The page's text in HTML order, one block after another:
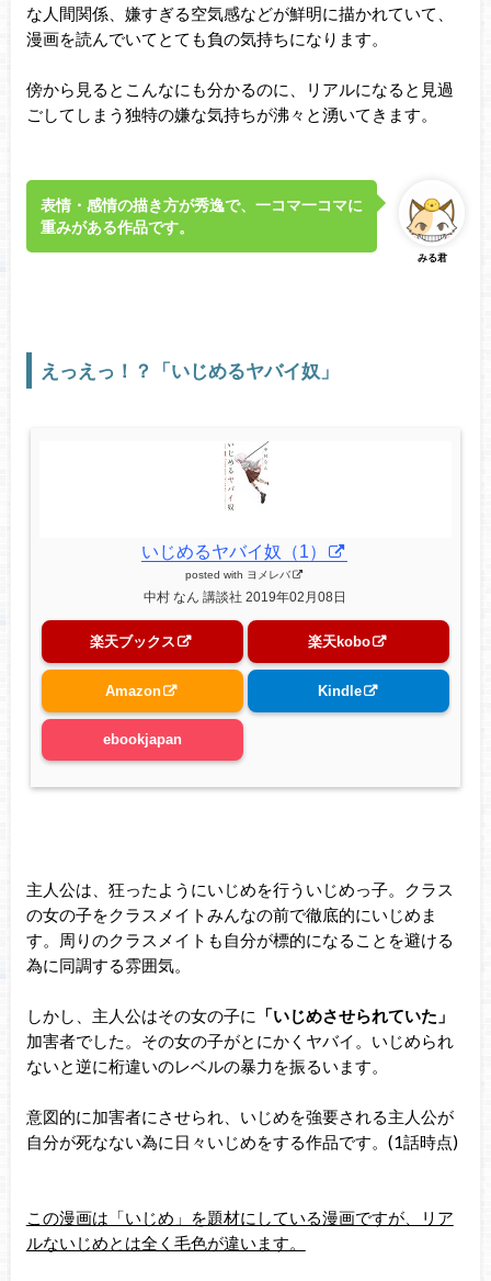
な人間関係、嫌すぎる空気感などが鮮明に描かれていて、
漫画を読んでいてとても負の気持ちになります。
傍から見るとこんなにも分かるのに、リアルになると見過
ごしてしまう独特の嫌な気持ちが沸々と湧いてきます。
みる君
表情・感情の描き方が秀逸で、一コマ一コマに
重みがある作品です。
えっえっ！？「いじめるヤバイ奴」
いじめるヤバイ奴（1）
posted with ヨメレバ
中村 なん 講談社 2019年02月08日
楽天ブックス 楽天kobo
Amazon Kindle
ebookjapan
主人公は、狂ったようにいじめを行ういじめっ子。クラス
の女の子をクラスメイトみんなの前で徹底的にいじめま
す。周りのクラスメイトも自分が標的になることを避ける
為に同調する雰囲気。
しかし、主人公はその女の子に 「いじめさせられていた」
加害者でした。その女の子がとにかくヤバイ。いじめられ
ないと逆に桁違いのレベルの暴力を振るいます。
意図的に加害者にさせられ、いじめを強要される主人公が
自分が死なない為に日々いじめをする作品です。(1話時点)
この漫画は「いじめ」を題材にしている漫画ですが、リア
ルないじめとは全く毛色が違います。